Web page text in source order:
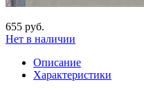
655 руб.
Нет в наличии
Описание
Характеристики